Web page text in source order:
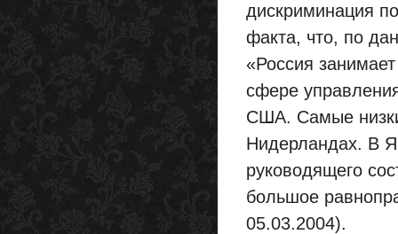
дискриминация
факта, что, по
«Россия
сфере
США. Самые
Нидерландах. В
руководящего
большое
05.03.2004).